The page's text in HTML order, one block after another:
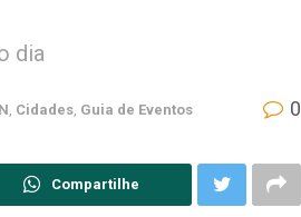
dia
Cidades Guia de Eventos 0
Compartilhe